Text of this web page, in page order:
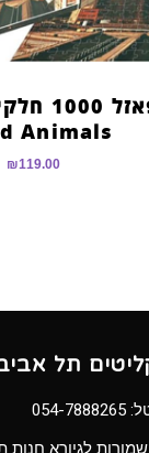
Animals
₪119.00
תל
054-7888265